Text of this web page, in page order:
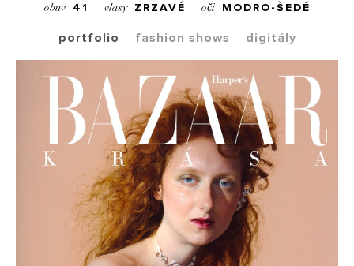
obuv 41 vlasy ZRZAVÉ oči MODRO-ŠEDÉ
portfolio fashion shows digitály